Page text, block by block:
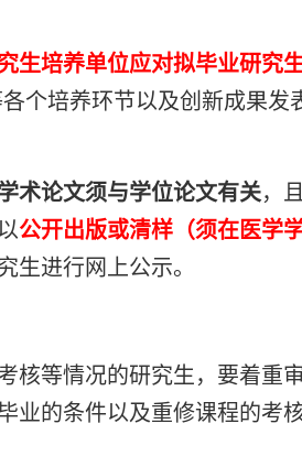
生培养单位应对拟毕业研究
个培养环节以及创新成果发
术论文须与学位论文有关，
公开出版或清样（须在医学
生进行网上公示。
核等情况的研究生，要着重
的条件以及重修课程的考核